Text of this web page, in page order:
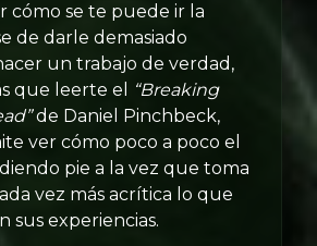
cómo se te puede ir la
de darle demasiado
un trabajo de verdad,
que leerte el
“Breaking
de Daniel Pinchbeck,
ver cómo poco a poco el
pie a la vez que toma
vez más acrítica lo que
sus experiencias.